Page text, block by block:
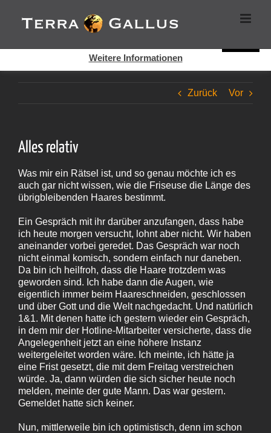
Inhalt
springen
Zurück Vor
Alles relativ
Was mir ein Rätsel ist, und so genau möchte ich es
auch gar nicht wissen, wie die Friseuse die Länge des
übrigbleibenden Haares bestimmt.
Ein Gespräch mit ihr darüber anzufangen, dass habe
ich heute morgen versucht, lohnt aber nicht. Wir haben
aneinander vorbei geredet. Das Gespräch war noch
nicht einmal komisch, sondern einfach nur daneben.
Da bin ich heilfroh, dass die Haare trotzdem was
geworden sind. Ich habe dann die Augen, wie
eigentlich immer beim Haareschneiden, geschlossen
und über Gott und die Welt nachgedacht. Und natürlich
1&1. Mit denen hatte ich gestern wieder ein Gespräch,
in dem mir der Hotline-Mitarbeiter versicherte, dass die
Angelegenheit jetzt an eine höhere Instanz
weitergeleitet worden wäre. Ich meinte, ich hätte ja
eine Frist gesetzt, die mit dem Freitag verstreichen
würde. Ja, dann würden die sich sicher heute noch
melden, meinte der gute Mann. Das war gestern.
Gemeldet hatte sich keiner.
Nun, mittlerweile bin ich optimistisch, denn im schon
Cookies helfen auf auf dieser Seite bei der Bereitstellung der
Dienste. Durch die Nutzung dieser Webseite erklären Sie sich
Weitere Informationen